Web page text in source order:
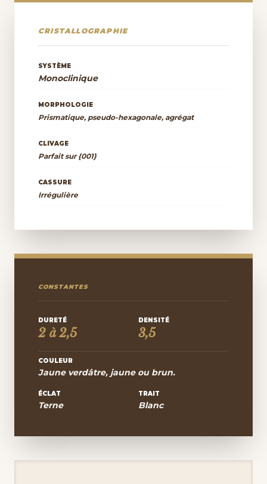
CRISTALLOGRAPHIE
SYSTÈME
Monoclinique
MORPHOLOGIE
Prismatique, pseudo-hexagonale, agrégat
CLIVAGE
Parfait sur {001}
CASSURE
Irrégulière
CONSTANTES
DURETÉ
2 à 2,5
DENSITÉ
3,5
COULEUR
Jaune verdâtre, jaune ou brun.
ÉCLAT
Terne
TRAIT
Blanc